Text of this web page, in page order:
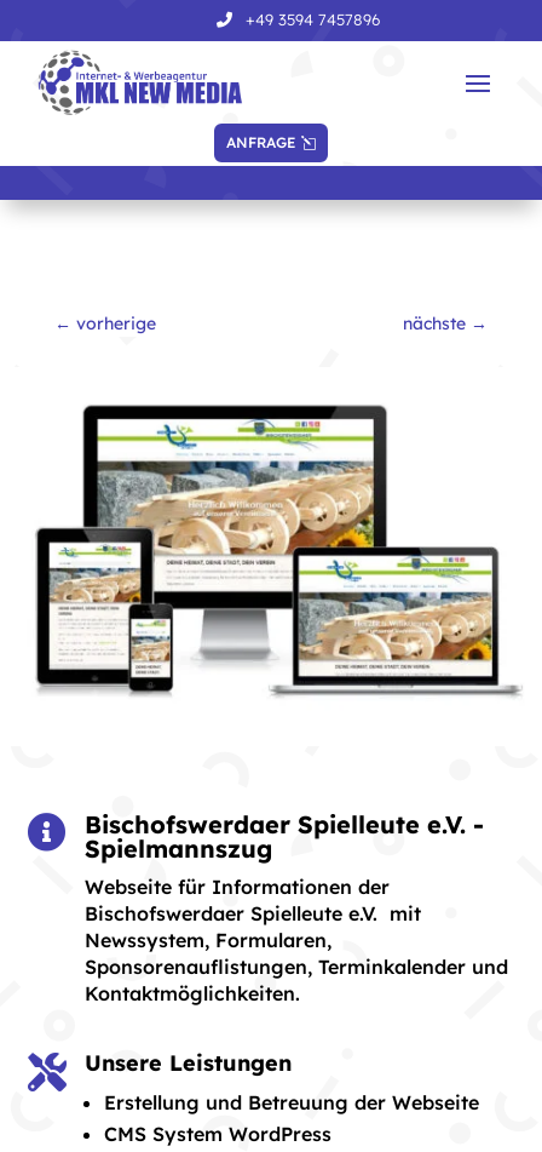
+49 3594 7457896
ANFRAGE
← vorherige nächste →

Bischofswerdaer Spielleute e.V. -
Spielmannszug
Webseite für Informationen der
Bischofswerdaer Spielleute e.V. mit
Newssystem, Formularen,
Sponsorenauflistungen, Terminkalender und
Kontaktmöglichkeiten.
 Unsere Leistungen
Erstellung und Betreuung der Webseite
CMS System WordPress